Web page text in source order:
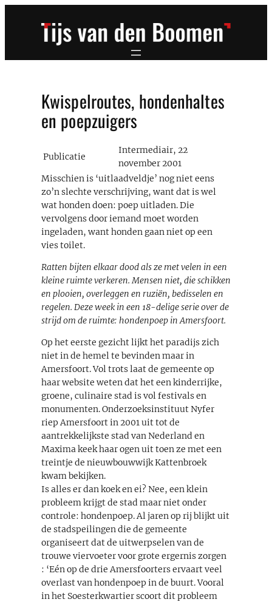
Kwispelroutes, hondenhaltes
en poepzuigers
Publicatie
Intermediair, 22
november 2001
Misschien is ‘uitlaadveldje’ nog niet eens
zo’n slechte verschrijving, want dat is wel
wat honden doen: poep uitladen. Die
vervolgens door iemand moet worden
ingeladen, want honden gaan niet op een
vies toilet.
Ratten bijten elkaar dood als ze met velen in een
kleine ruimte verkeren. Mensen niet, die schikken
en plooien, overleggen en ruziën, bedisselen en
regelen. Deze week in een 18-delige serie over de
strijd om de ruimte: hondenpoep in Amersfoort.
Op het eerste gezicht lijkt het paradijs zich
niet in de hemel te bevinden maar in
Amersfoort. Vol trots laat de gemeente op
haar website weten dat het een kinderrijke,
groene, culinaire stad is vol festivals en
monumenten. Onderzoeksinstituut Nyfer
riep Amersfoort in 2001 uit tot de
aantrekkelijkste stad van Nederland en
Maxima keek haar ogen uit toen ze met een
treintje de nieuwbouwwijk Kattenbroek
kwam bekijken.
Is alles er dan koek en ei? Nee, een klein
probleem krijgt de stad maar niet onder
controle: hondenpoep. Al jaren op rij blijkt uit
de stadspeilingen die de gemeente
organiseert dat de uitwerpselen van de
trouwe viervoeter voor grote ergernis zorgen
: ‘Eén op de drie Amersfoorters ervaart veel
overlast van hondenpoep in de buurt. Vooral
in het Soesterkwartier scoort dit probleem